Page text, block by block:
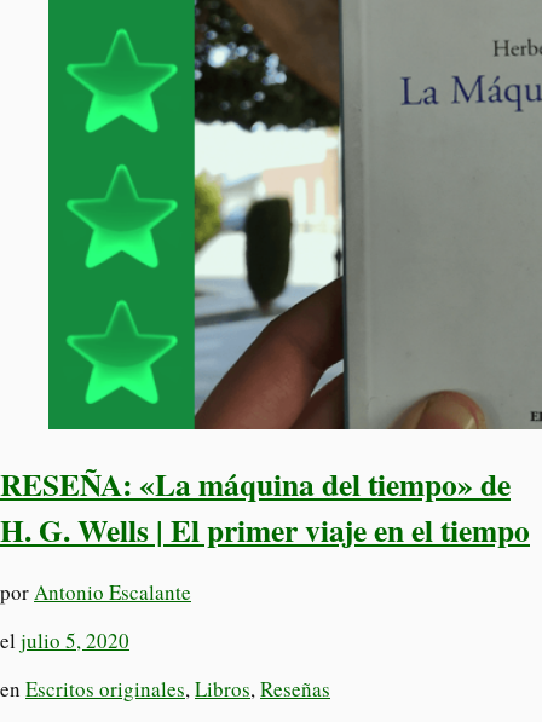
RESEÑA: «La máquina del tiempo» de
H. G. Wells | El primer viaje en el tiempo
porAntonio Escalante
el julio 5, 2020
en Escritos originales,Libros,Reseñas